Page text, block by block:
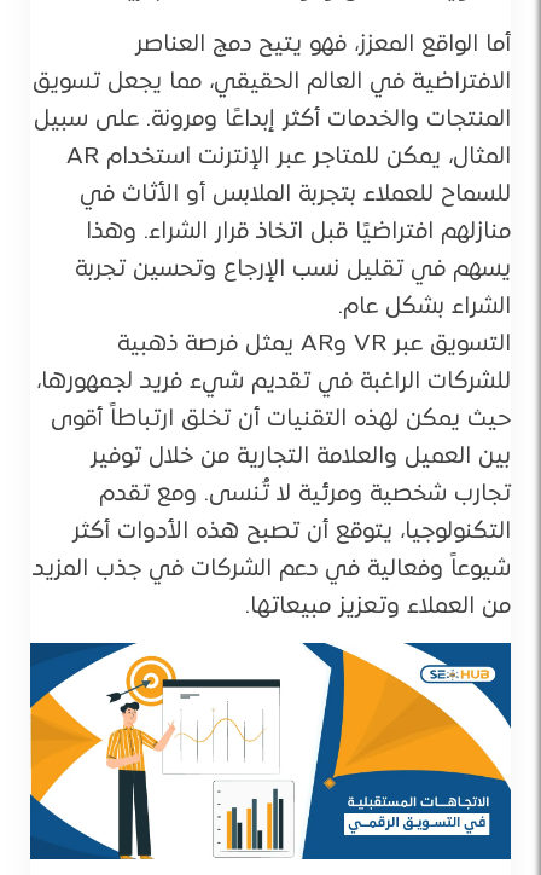
أما الواقع المعزز، فهو يتيح دمج العناصر
الافتراضية في العالم الحقيقي، مما يجعل تسويق
المنتجات والخدمات أكثر إبداعًا ومرونة. على سبيل
المثال، يمكن للمتاجر عبر الإنترنت استخدام AR
للسماح للعملاء بتجربة الملابس أو الأثاث في
منازلهم افتراضيًا قبل اتخاذ قرار الشراء. وهذا
يسهم في تقليل نسب الإرجاع وتحسين تجربة
الشراء بشكل عام.
التسويق عبر VR وAR يمثل فرصة ذهبية
للشركات الراغبة في تقديم شيء فريد لجمهورها،
حيث يمكن لهذه التقنيات أن تخلق ارتباطاً أقوى
بين العميل والعلامة التجارية من خلال توفير
تجارب شخصية ومرئية لا تُنسى. ومع تقدم
التكنولوجيا، يتوقع أن تصبح هذه الأدوات أكثر
شيوعاً وفعالية في دعم الشركات في جذب المزيد
من العملاء وتعزيز مبيعاتها.